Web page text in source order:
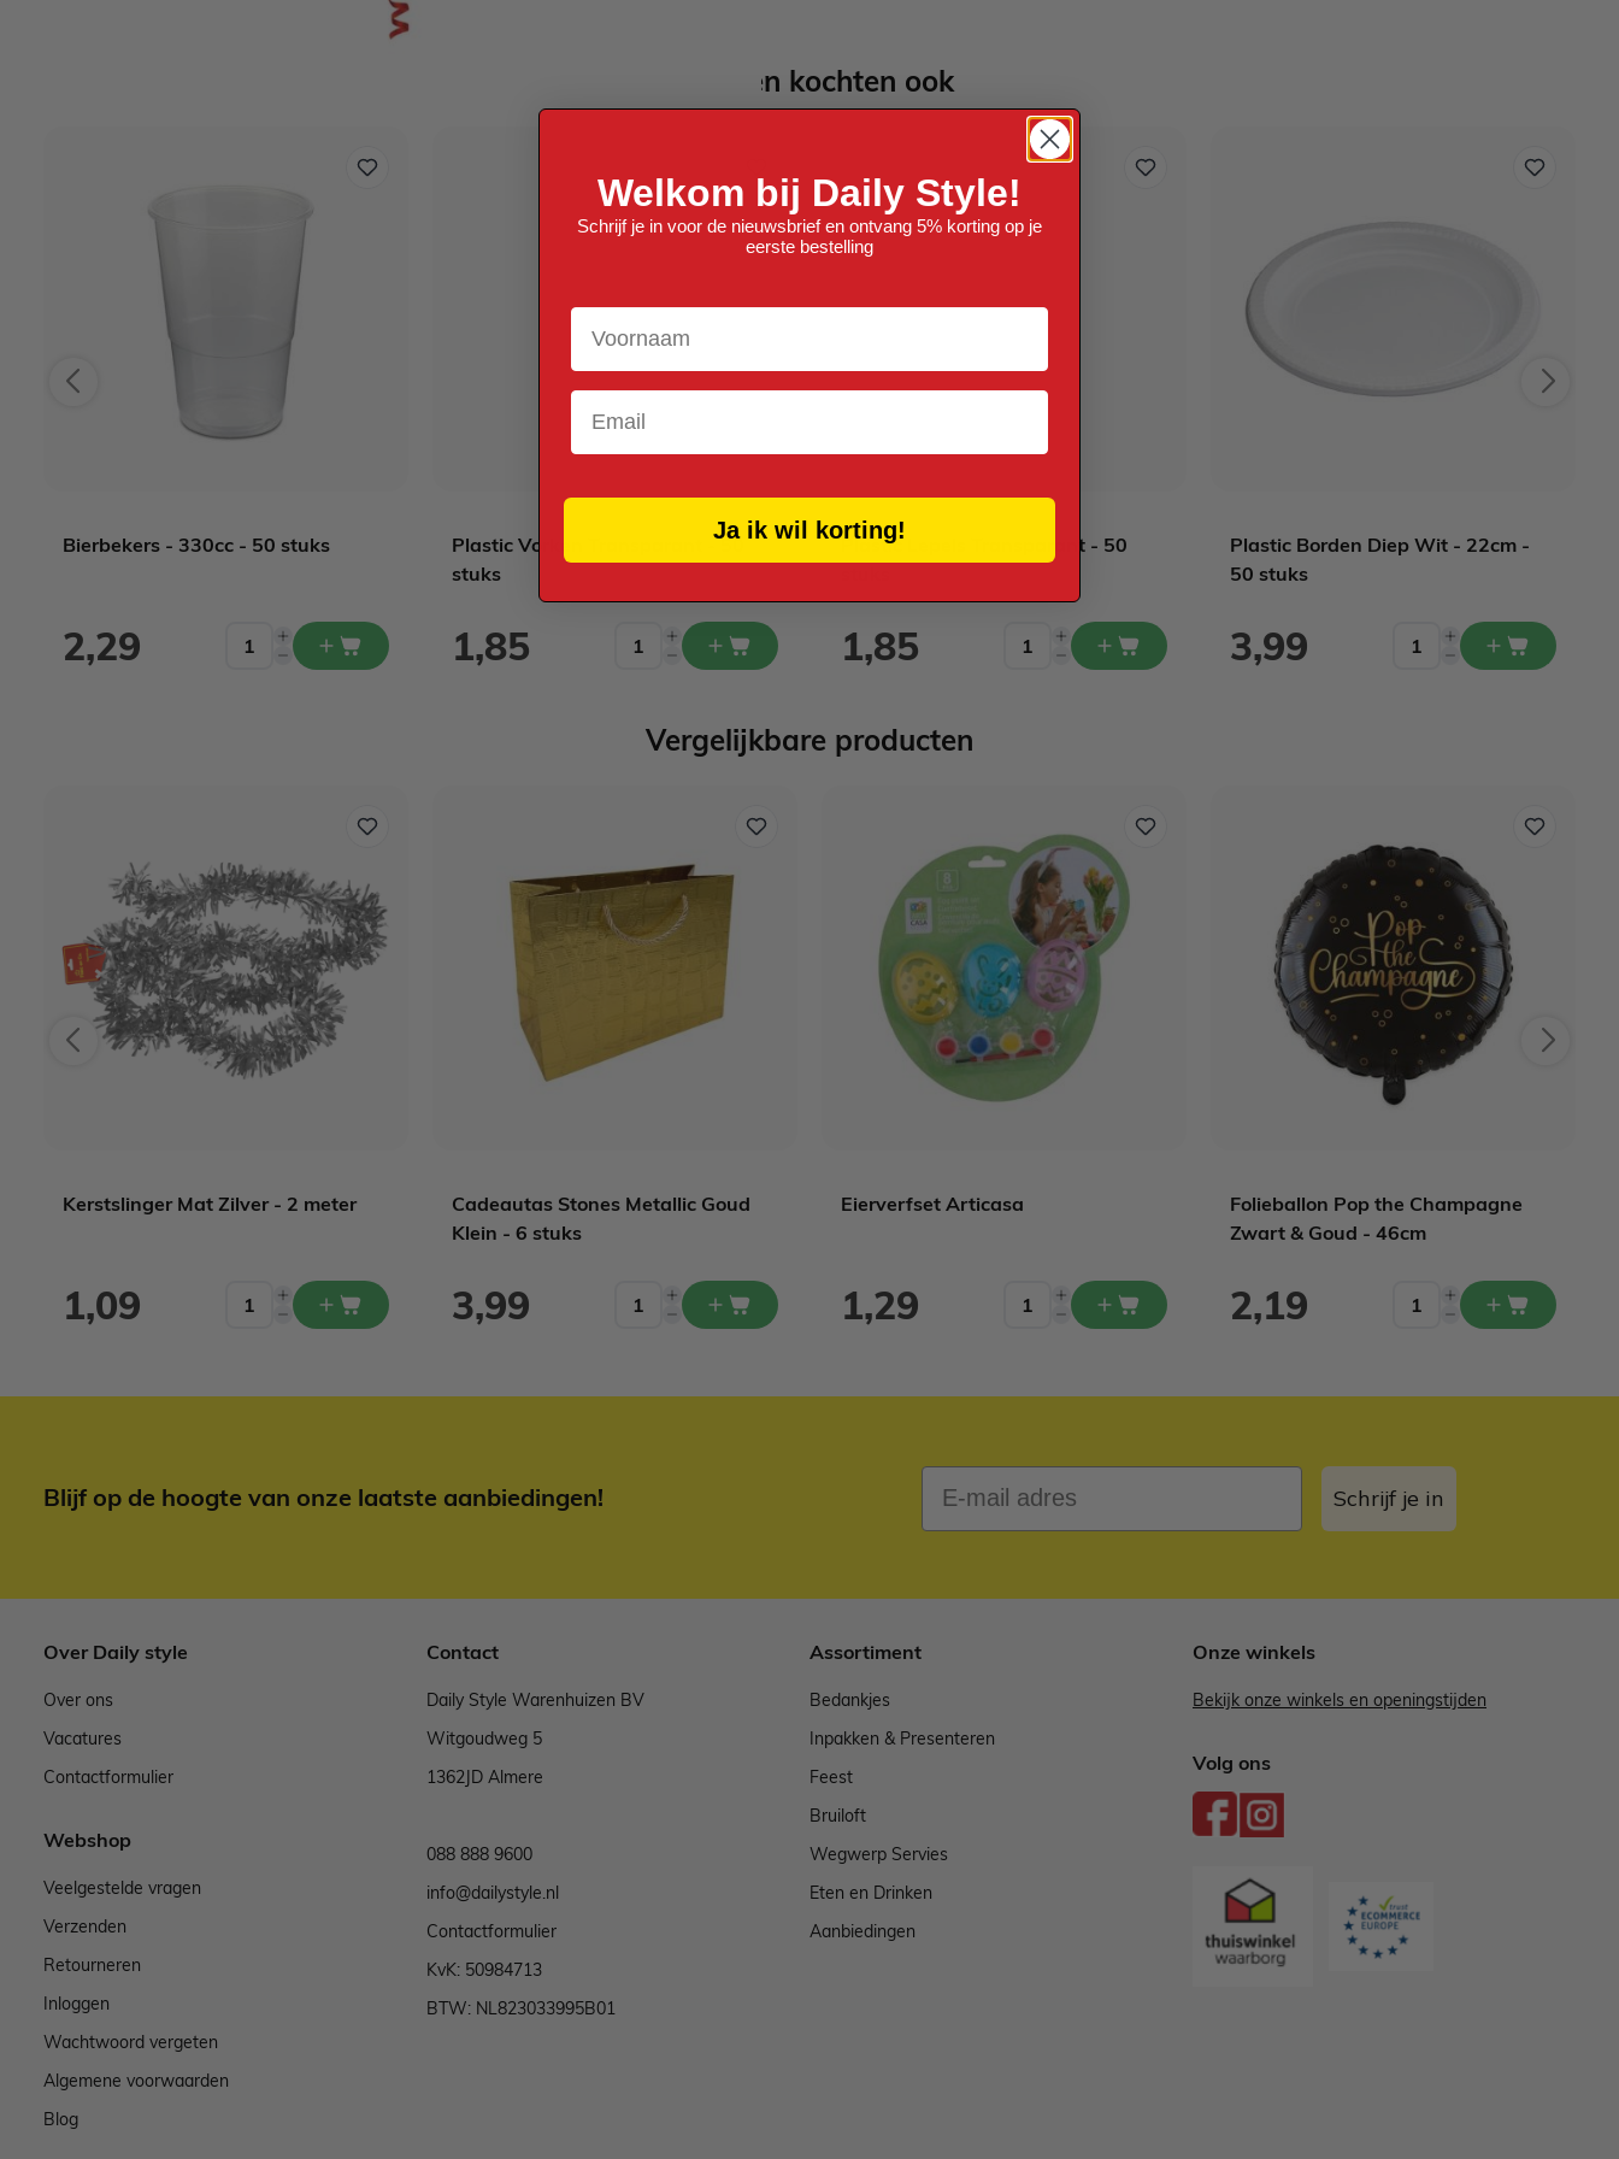
Anderen kochten ook
Bierbekers - 330cc - 50 stuks
2,29
Plastic Vorken Transparant - 50
stuks
1,85
Plastic Lepels Transparant - 50
1,85
Plastic Borden Diep Wit - 22cm -
50 stuks
3,99
Vergelijkbare producten
Kerstslinger Mat Zilver - 2 meter
1,09
Cadeautas Stones Metallic Goud
Klein - 6 stuks
3,99
Eierverfset Articasa
1,29
Folieballon Pop the Champagne
Zwart & Goud - 46cm
2,19
Blijf op de hoogte van onze laatste aanbiedingen!
E-mail adres
Schrijf je in
Over Daily style
Over ons
Vacatures
Contactformulier
Webshop
Veelgestelde vragen
Verzenden
Retourneren
Inloggen
Wachtwoord vergeten
Algemene voorwaarden
Blog
Contact
Daily Style Warenhuizen BV
Witgoudweg 5
1362JD Almere
088 888 9600
info@dailystyle.nl
Contactformulier
KvK: 50984713
BTW: NL823033995B01
Assortiment
Bedankjes
Inpakken & Presenteren
Feest
Bruiloft
Wegwerp Servies
Eten en Drinken
Aanbiedingen
Onze winkels
Bekijk onze winkels en openingstijden
Volg ons
Welkom bij Daily Style!
Schrijf je in voor de nieuwsbrief en ontvang 5% korting op je
eerste bestelling
Voornaam
Email
Ja ik wil korting!